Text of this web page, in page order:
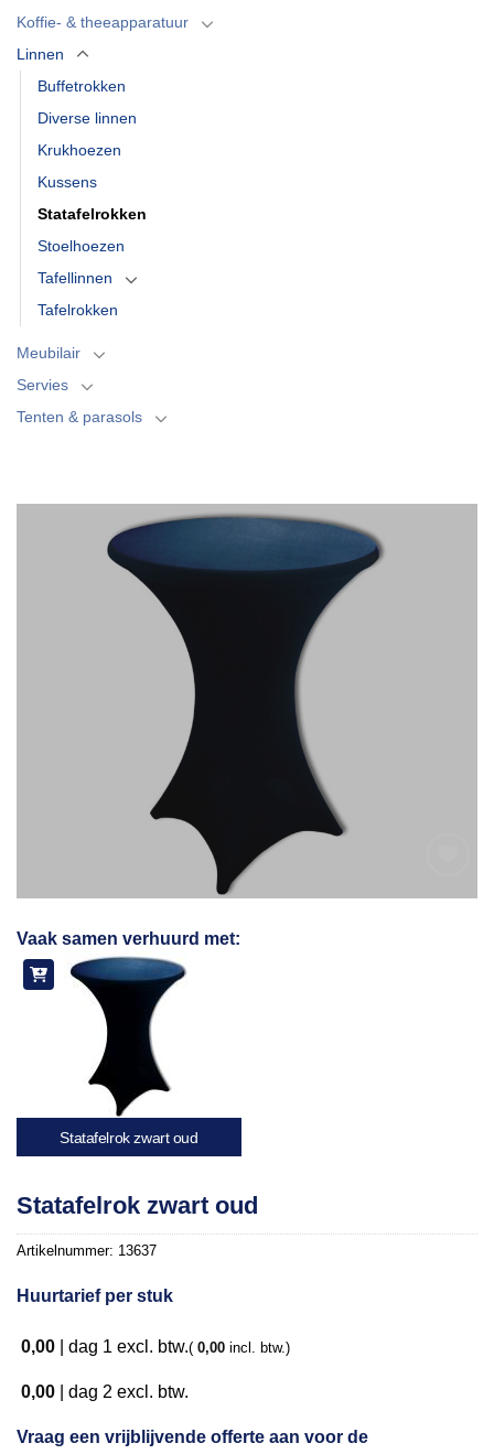
Koffie- & theeapparatuur
Linnen
Buffetrokken
Diverse linnen
Krukhoezen
Kussens
Statafelrokken
Stoelhoezen
Tafellinnen
Tafelrokken
Meubilair
Servies
Tenten & parasols
Vaak samen verhuurd met:
Statafelrok zwart oud
Statafelrok zwart oud
Artikelnummer: 13637
Huurtarief per stuk
0,00 dag 1 excl. btw.( 0,00 incl. btw.)
0,00 dag 2 excl. btw.
Vraag een vrijblijvende offerte aan voor de